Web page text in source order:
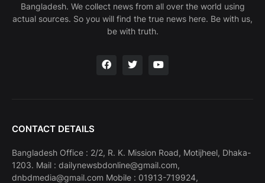
Bangladesh. We collect news from all over the world using
actual sources. So you will find the true news here. Be with us,
be with truth.
CONTACT DETAILS
Bangladesh Office : 2/2, R. K. Mission Road, Motijheel, Dhaka-
1203. Mail : dailynewsbdonline@gmail.com,
dnbdmedia@gmail.com Mobile : 01913-719924,